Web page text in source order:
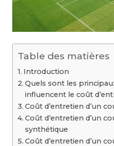
Table des matières
Introduction
Quels sont les
influencent le coût
Coût d’entretien d’un
Coût d’entretien d’un
synthétique
Coût d’entretien d’un